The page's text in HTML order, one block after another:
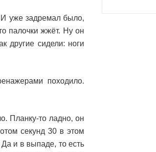
И уже задремал было,
палочки жжёт. Ну он
другие сидели: ноги
походило.
Планку-то ладно, он
секунд 30 в этом
и в выпаде, то есть